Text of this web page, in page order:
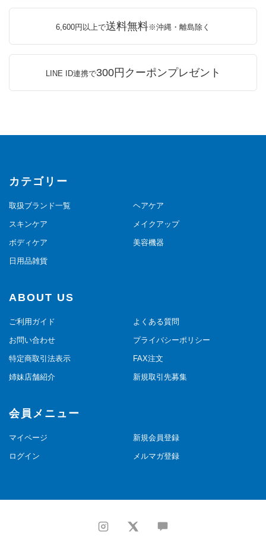
6,600円以上で送料無料※沖縄・離島除く
LINE ID連携で300円クーポンプレゼント
カテゴリー
取扱ブランド一覧 ヘアケア
スキンケア メイクアップ
ボディケア 美容機器
日用品雑貨
ABOUT US
ご利用ガイド よくある質問
お問い合わせ プライバシーポリシー
特定商取引法表示 FAX注文
姉妹店舗紹介 新規取引先募集
会員メニュー
マイページ 新規会員登録
ログイン メルマガ登録